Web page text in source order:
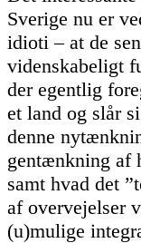
Sverige nu er
idioti – at de
videnskabeligt
der egentlig
et land og slår
denne
gentænkning af
samt hvad det
af overvejelser
(u)mulige